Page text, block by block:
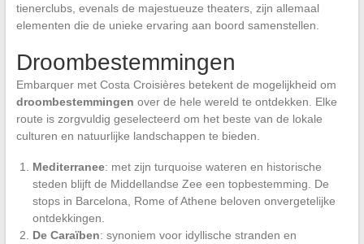
tienerclubs, evenals de majestueuze theaters, zijn allemaal
elementen die de unieke ervaring aan boord samenstellen.
Droombestemmingen
Embarquer met Costa Croisières betekent de mogelijkheid om
droombestemmingen over de hele wereld te ontdekken. Elke
route is zorgvuldig geselecteerd om het beste van de lokale
culturen en natuurlijke landschappen te bieden.
Mediterranee: met zijn turquoise wateren en historische
steden blijft de Middellandse Zee een topbestemming. De
stops in Barcelona, Rome of Athene beloven onvergetelijke
ontdekkingen.
De Caraïben: synoniem voor idyllische stranden en